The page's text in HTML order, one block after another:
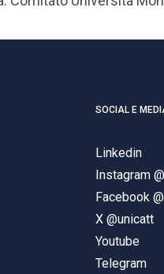
SOCIAL E
Linkedin
Instagram
Facebook
X @unicatt
Youtube
Telegram